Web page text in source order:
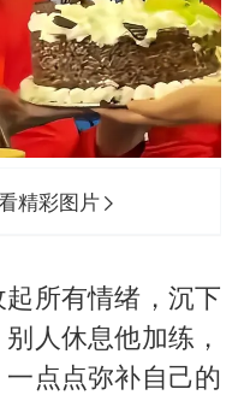
精彩图片
所有情绪，沉下
人休息他加练，
点点弥补自己的